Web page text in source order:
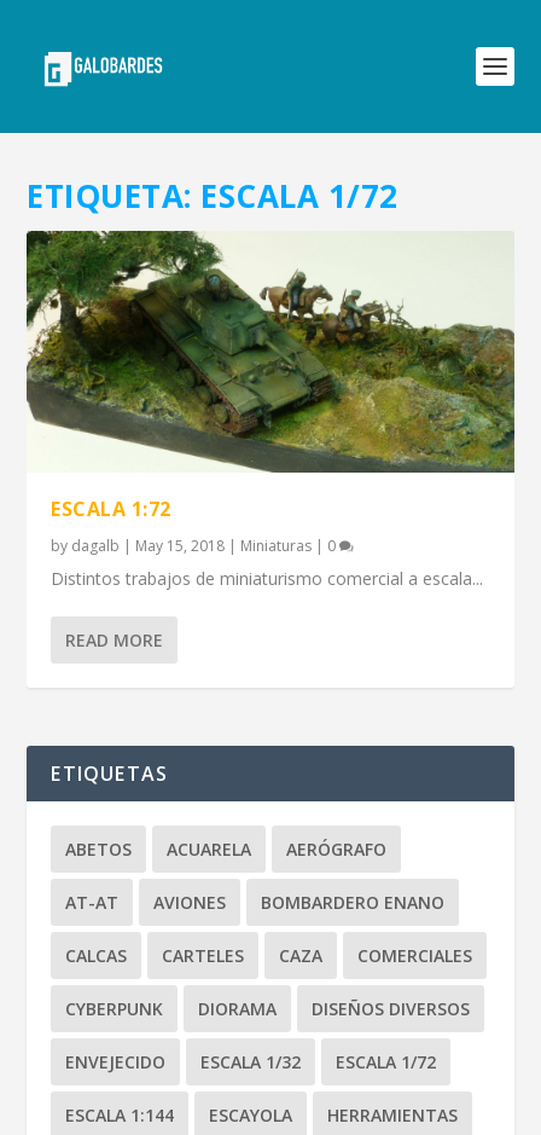
ETIQUETA: ESCALA 1/72
ESCALA 1:72
by dagalb | May 15, 2018 | Miniaturas | 0
Distintos trabajos de miniaturismo comercial a escala...
READ MORE
ETIQUETAS
ABETOS ACUARELA AERÓGRAFO
AT-AT AVIONES BOMBARDERO ENANO
CALCAS CARTELES CAZA COMERCIALES
CYBERPUNK DIORAMA DISEÑOS DIVERSOS
ENVEJECIDO ESCALA 1/32 ESCALA 1/72
ESCALA 1:144 ESCAYOLA HERRAMIENTAS